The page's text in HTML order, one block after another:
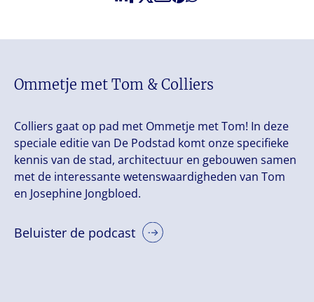
Ommetje met Tom & Colliers
Colliers gaat op pad met Ommetje met Tom! In deze
speciale editie van De Podstad komt onze specifieke
kennis van de stad, architectuur en gebouwen samen
met de interessante wetenswaardigheden van Tom
en Josephine Jongbloed.
Beluister de podcast